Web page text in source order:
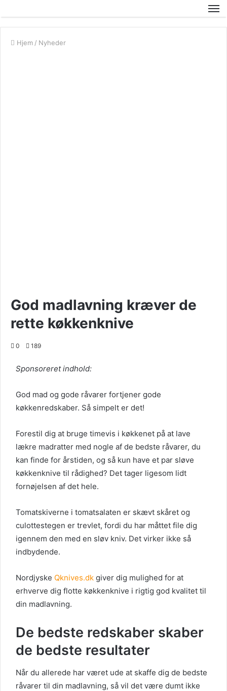
Hjem / Nyheder
God madlavning kræver de
rette køkkenknive
0 189
Sponsoreret indhold:
God mad og gode råvarer fortjener gode
køkkenredskaber. Så simpelt er det!
Forestil dig at bruge timevis i køkkenet på at lave
lækre madratter med nogle af de bedste råvarer, du
kan finde for årstiden, og så kun have et par sløve
køkkenknive til rådighed? Det tager ligesom lidt
fornøjelsen af det hele.
Tomatskiverne i tomatsalaten er skævt skåret og
culottestegen er trevlet, fordi du har måttet file dig
igennem den med en sløv kniv. Det virker ikke så
indbydende.
Nordjyske Qknives.dk giver dig mulighed for at
erhverve dig flotte køkkenknive i rigtig god kvalitet til
din madlavning.
De bedste redskaber skaber
de bedste resultater
Når du allerede har været ude at skaffe dig de bedste
råvarer til din madlavning, så vil det være dumt ikke